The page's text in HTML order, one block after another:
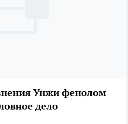
Унжи фенолом
дело